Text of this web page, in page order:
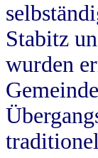
Stabitz
wurden